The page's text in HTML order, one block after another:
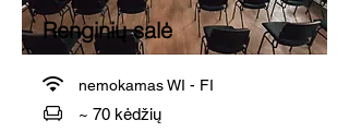
Renginių salė
nemokamas WI - FI
~ 70 kėdžių